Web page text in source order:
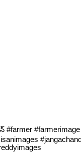
#farmerimage